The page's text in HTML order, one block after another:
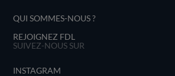
QUI SOMMES-NOUS ?
REJOIGNEZ FDL
SUIVEZ-NOUS SUR
INSTAGRAM